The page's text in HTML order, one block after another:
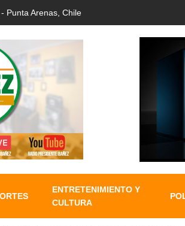
Punta Arenas, Chile
ENTRETENIMIENTO Y
CULTURA